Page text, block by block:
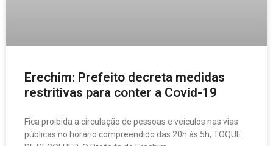
Erechim: Prefeito decreta medidas
restritivas para conter a Covid-19
Fica proibida a circulação de pessoas e veículos nas vias
públicas no horário compreendido das 20h às 5h, TOQUE